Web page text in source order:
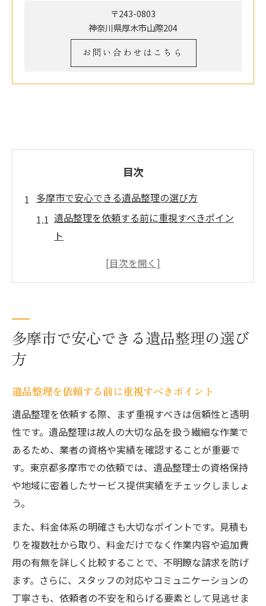
〒243-0803
神奈川県厚木市山際204
お問い合わせはこちら
目次
多摩市で安心できる遺品整理の選び方
遺品整理を依頼する前に重視すべきポイン
ト
多摩市で信頼できる遺品整理業者の見極め
遺品整理で失敗しない業者選びのコツ
高評価の遺品整理業者に依頼するメリットとは
高評価遺品整理業者の信頼できる対応力
遺品整理をプロに任せる安心ポイント
口コミで選ぶ遺品整理業者のサービス内容
遺品整理業者の高評価ポイントを徹底解説
安心して遺品整理を依頼できる理由
多摩市で人気の遺品整理サービス最新事情
評判をチェックして遺品整理業者を比較
遺品整理の口コミから見る多摩市の傾向
遺品整理サービス選びで重視すべき評判と
多摩市で安心できる遺品整理の選び
方
遺品整理を依頼する前に重視すべきポイント
遺品整理を依頼する際、まず重視すべきは信頼性と透明
性です。遺品整理は故人の大切な品を扱う繊細な作業で
あるため、業者の資格や実績を確認することが重要で
す。東京都多摩市での依頼では、遺品整理士の資格保持
や地域に密着したサービス提供実績をチェックしましょ
う。
また、料金体系の明確さも大切なポイントです。見積も
りを複数社から取り、料金だけでなく作業内容や追加費
用の有無を詳しく比較することで、不明瞭な請求を防げ
ます。さらに、スタッフの対応やコミュニケーションの
丁寧さも、依頼者の不安を和らげる要素として見逃せま